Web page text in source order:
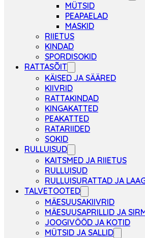
MÜTSID
PEAPAELAD
MASKID
RIIETUS
KINDAD
SPORDISOKID
RATTASÕIT
KÄISED JA SÄÄRED
KIIVRID
RATTAKINDAD
KINGAKATTED
PEAKATTED
RATARIIDED
SOKID
RULLUISUD
KAITSMED JA RIIETUS
RULLUISUD
RULLUISURATTAD JA
TALVETOOTED
MÄESUUSAKIIVRID
MÄESUUSAPRILLID JA
JOOGIVÖÖD JA KOTID
MÜTSID JA SALLID